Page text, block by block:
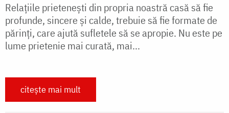
Relaţiile prieteneşti din propria noastră casă să fie
profunde, sincere şi calde, trebuie să fie formate de
părinţi, care ajută sufletele să se apropie. Nu este pe
lume prietenie mai curată, mai...
citește mai mult